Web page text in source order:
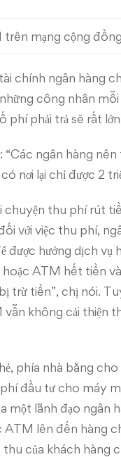
trên mạng cộng
chính ngân hàng
công nhân
phải trả sẽ rất lớn
“Các ngân hàng
nơi lại chỉ được 2
thu phí rút
với việc thu phí,
hưởng dịch vụ
ATM hết tiền
trừ tiền”, chị nói.
không cải thiện
phía nhà băng
đầu tư cho máy
một lãnh đạo ngân
lên đến hàng
của khách hàng